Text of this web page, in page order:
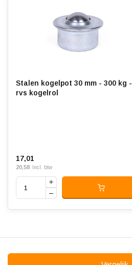
Stalen kogelpot 30 mm - 300 kg -
rvs kogelrol
17,01
20,58 Incl. btw